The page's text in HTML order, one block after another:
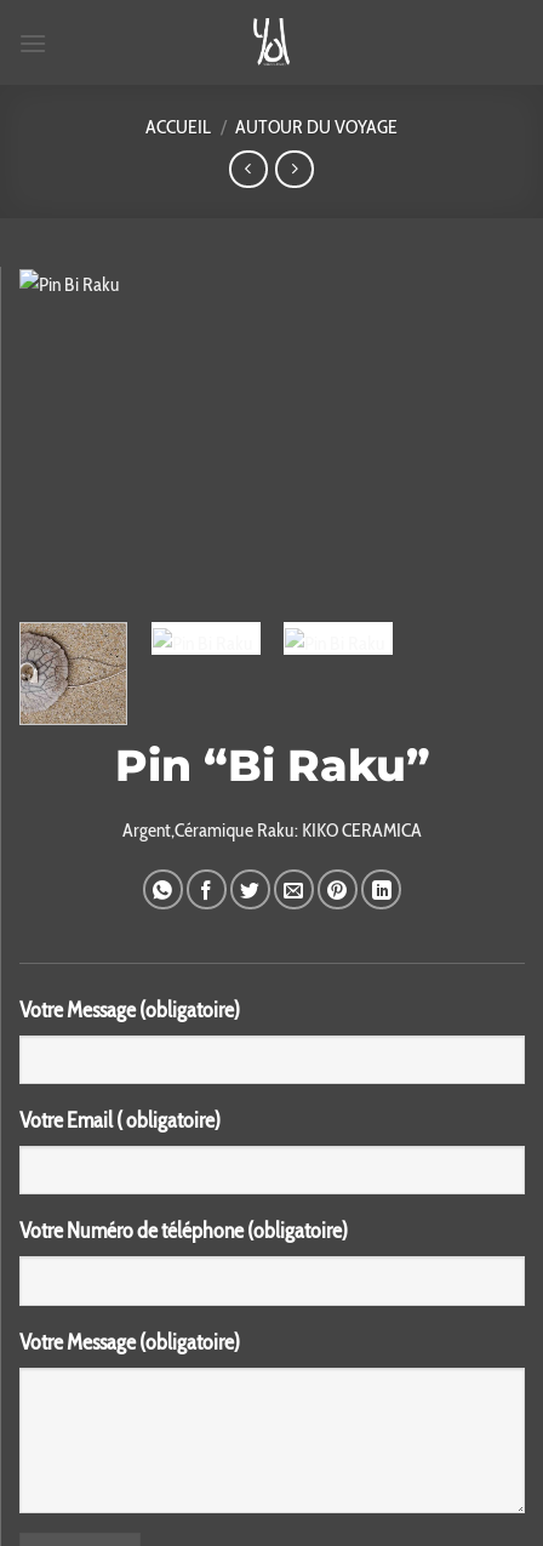
ACCUEIL / AUTOUR DU VOYAGE
Pin “Bi Raku”
Argent,Céramique Raku: KIKO CERAMICA
Votre Message (obligatoire)
Votre Email ( obligatoire)
Votre Numéro de téléphone (obligatoire)
Votre Message (obligatoire)